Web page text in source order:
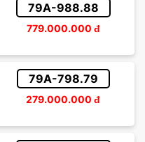
triệu
79A-988.88
779.000.000 đ
79A-798.79
279.000.000 đ